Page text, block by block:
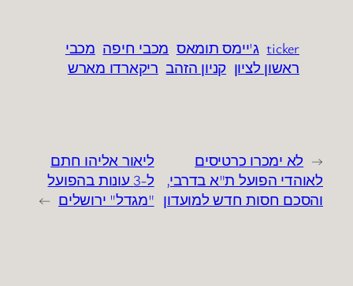
ticker ג'יימס תומאס מכבי חיפה מכבי
ראשון לציון קניון הזהב ריקארדו מארש
← לא ימכרו כרטיסים
לאוהדי הפועל ת"א בדרבי,
והסכם חסות חדש למועדון
ליאור אליהו חתם
ל-3 עונות בהפועל
"מגדל" ירושלים →